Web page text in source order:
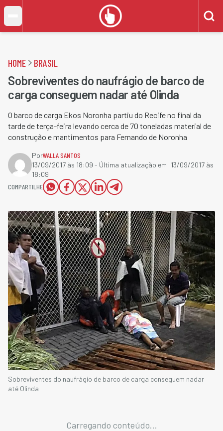
HOME BRASIL
Sobreviventes do naufrágio de barco de
carga conseguem nadar até Olinda
O barco de carga Ekos Noronha partiu do Recife no final da
tarde de terça-feira levando cerca de 70 toneladas material de
construção e mantimentos para Fernando de Noronha
PorWALLA SANTOS
13/09/2017 às 18:09 - Última atualização em: 13/09/2017 às
18:09
COMPARTILHE
Sobreviventes do naufrágio de barco de carga conseguem nadar
até Olinda
Carregando conteúdo...